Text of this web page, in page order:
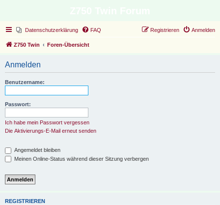
Datenschutzerklärung FAQ Anmelden
Registrieren
Z750 Twin Foren-Übersicht
Anmelden
Benutzername:
Passwort:
Ich habe mein Passwort vergessen
Die Aktivierungs-E-Mail erneut senden
Angemeldet bleiben
Meinen Online-Status während dieser Sitzung verbergen
REGISTRIEREN